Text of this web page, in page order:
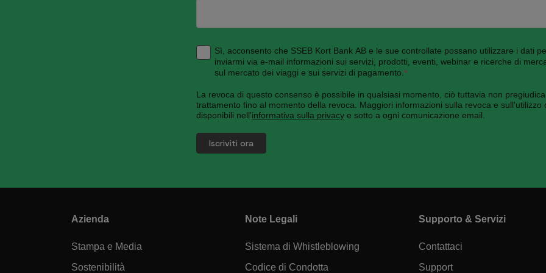
Sì, acconsento che SSEB Kort Bank AB e le sue controllate possano utilizzare i dati
inviarmi via e-mail informazioni sui servizi, prodotti, eventi, webinar e ricerche di
sul mercato dei viaggi e sui servizi di pagamento. *
La revoca di questo consenso è possibile in qualsiasi momento, ciò tuttavia non
trattamento fino al momento della revoca. Maggiori informazioni sulla revoca e sull'utilizzo
disponibili nell'informativa sulla privacy e sotto a ogni comunicazione email.
Azienda
Stampa e Media
Sostenibilità
Note Legali
Sistema di Whistleblowing
Codice di Condotta
Supporto & Servizi
Contattaci
Support